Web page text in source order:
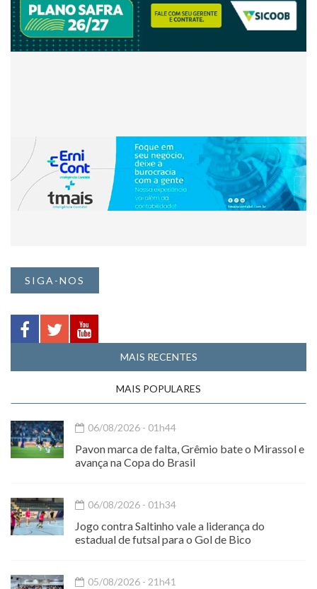
SIGA-NOS
MAIS RECENTES
MAIS POPULARES
06/08/2026 - 01h44
Pavon marca de falta, Grêmio bate o Mirassol e
avança na Copa do Brasil
06/08/2026 - 01h34
Jogo contra Saltinho vale a liderança do
estadual de futsal para o Gol de Bico
05/08/2026 - 21h41